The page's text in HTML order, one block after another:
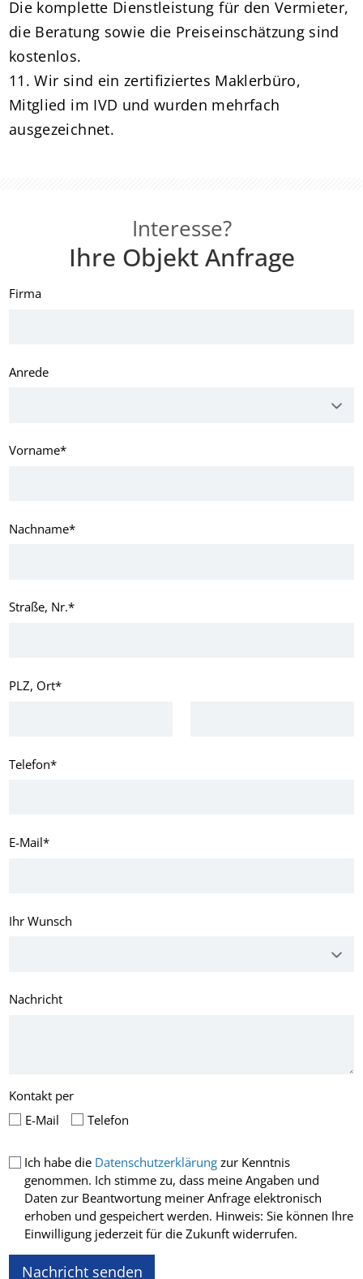
Die komplette Dienstleistung für den Vermieter,
die Beratung sowie die Preiseinschätzung sind
kostenlos.
11. Wir sind ein zertifiziertes Maklerbüro,
Mitglied im IVD und wurden mehrfach
ausgezeichnet.
Interesse?
Ihre Objekt Anfrage
Firma
Anrede
Vorname*
Nachname*
Straße, Nr.*
PLZ, Ort*
Telefon*
E-Mail*
Ihr Wunsch
Nachricht
Kontakt per
E-Mail
Telefon
Ich habe die Datenschutzerklärungzur Kenntnis
genommen. Ich stimme zu, dass meine Angaben und
Daten zur Beantwortung meiner Anfrage elektronisch
erhoben und gespeichert werden. Hinweis: Sie können Ihre
Einwilligung jederzeit für die Zukunft widerrufen.